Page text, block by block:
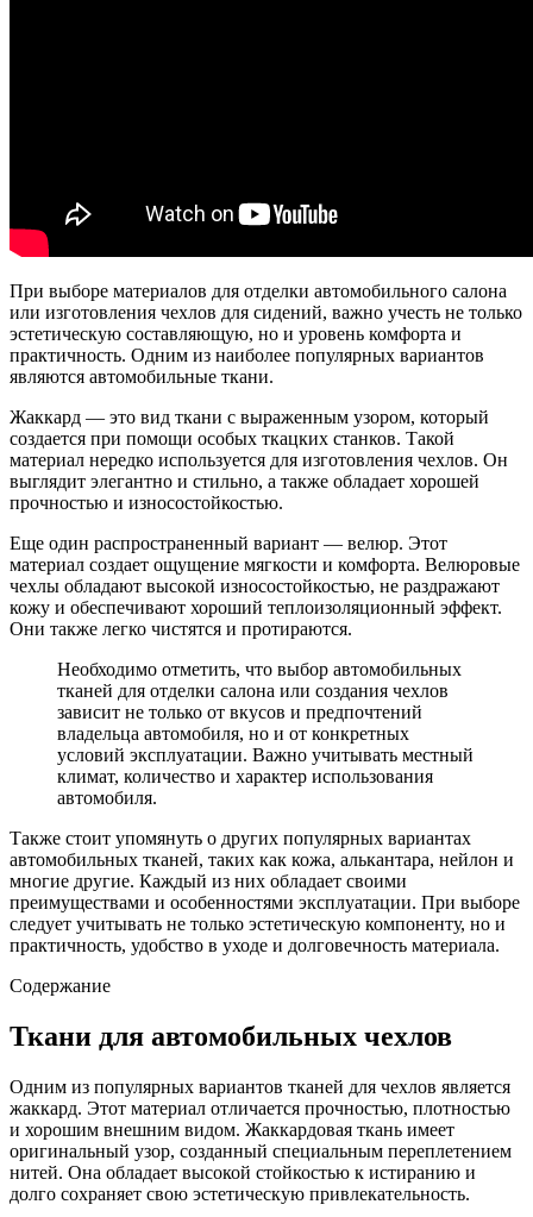
При выборе материалов для отделки автомобильного салона
или изготовления чехлов для сидений, важно учесть не только
эстетическую составляющую, но и уровень комфорта и
практичность. Одним из наиболее популярных вариантов
являются автомобильные ткани.
Жаккард — это вид ткани с выраженным узором, который
создается при помощи особых ткацких станков. Такой
материал нередко используется для изготовления чехлов. Он
выглядит элегантно и стильно, а также обладает хорошей
прочностью и износостойкостью.
Еще один распространенный вариант — велюр. Этот
материал создает ощущение мягкости и комфорта. Велюровые
чехлы обладают высокой износостойкостью, не раздражают
кожу и обеспечивают хороший теплоизоляционный эффект.
Они также легко чистятся и протираются.
Необходимо отметить, что выбор автомобильных
тканей для отделки салона или создания чехлов
зависит не только от вкусов и предпочтений
владельца автомобиля, но и от конкретных
условий эксплуатации. Важно учитывать местный
климат, количество и характер использования
автомобиля.
Также стоит упомянуть о других популярных вариантах
автомобильных тканей, таких как кожа, алькантара, нейлон и
многие другие. Каждый из них обладает своими
преимуществами и особенностями эксплуатации. При выборе
следует учитывать не только эстетическую компоненту, но и
практичность, удобство в уходе и долговечность материала.
Содержание
Ткани для автомобильных чехлов
Одним из популярных вариантов тканей для чехлов является
жаккард. Этот материал отличается прочностью, плотностью
и хорошим внешним видом. Жаккардовая ткань имеет
оригинальный узор, созданный специальным переплетением
нитей. Она обладает высокой стойкостью к истиранию и
долго сохраняет свою эстетическую привлекательность.